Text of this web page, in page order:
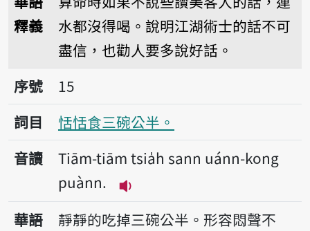
釋義
水都沒得喝。說明江湖術士的話不可
盡信，也勸人要多說好話。
序號15恬恬食三碗公半。
序號
15
詞目
恬恬食三碗公半。
音讀
Tiām-tiām tsia̍h sann uánn-kong
puànn.
播放音讀Tiām-tiām tsia̍h
華語
靜靜的吃掉三碗公半。形容悶聲不